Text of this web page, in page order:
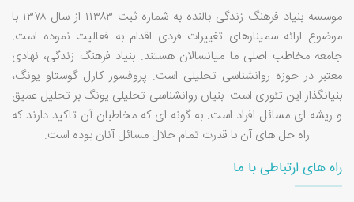
موسسه بنیاد فرهنگ زندگی بالنده به شماره ثبت ۱۱۳۸۳ از سال ۱۳۷۸ با
موضوع ارائه سمینارهای تغییرات فردی اقدام به فعالیت نموده است.
جامعه مخاطب اصلی ما میانسالان هستند. بنیاد فرهنگ زندگی، نهادی
معتبر در حوزه روانشناسی تحلیلی است. پروفسور کارل گوستاو یونگ،
بنیانگذار این تئوری است. بنیان روانشناسی تحلیلی یونگ بر تحلیل عمیق
و ریشه ای مسائل افراد است. به گونه ای که مخاطبان آن تاکید دارند که
راه حل های آن با قدرت تمام حلال مسائل آنان بوده است.
راه های ارتباطی با ما